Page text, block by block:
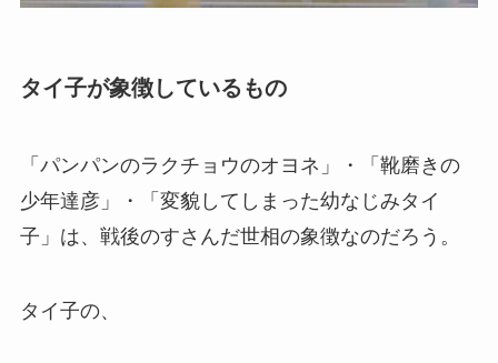
タイ子が象徴しているもの
「パンパンのラクチョウのオヨネ」・「靴磨きの
少年達彦」・「変貌してしまった幼なじみタイ
子」は、戦後のすさんだ世相の象徴なのだろう。
タイ子の、